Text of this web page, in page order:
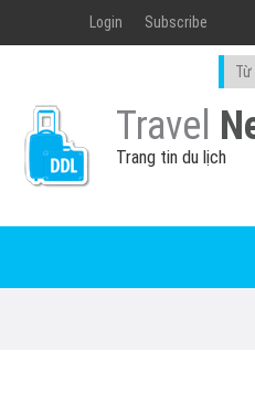
Login Subscribe
Travel
Trang tin du lịch